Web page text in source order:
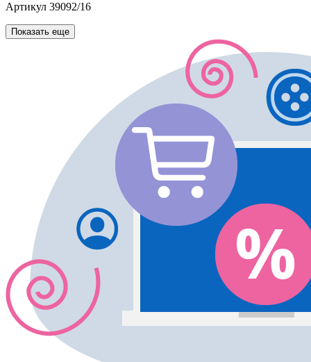
Артикул 39092/16
Показать еще